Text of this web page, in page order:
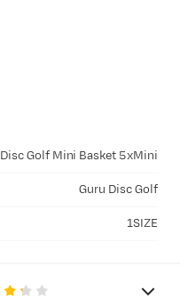
Disc Golf Mini Basket 5xMini
Guru Disc Golf
1SIZE